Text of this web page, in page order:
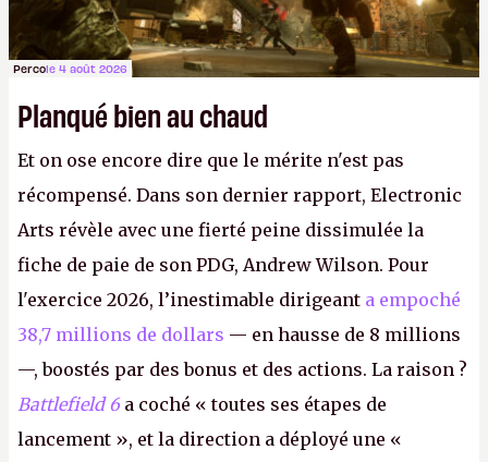
Percole 4 août 2026
Planqué bien au chaud
Et on ose encore dire que le mérite n'est pas
récompensé. Dans son dernier rapport, Electronic
Arts révèle avec une fierté peine dissimulée la
fiche de paie de son PDG, Andrew Wilson. Pour
l'exercice 2026, l’inestimable dirigeant a empoché
38,7 millions de dollars — en hausse de 8 millions
—, boostés par des bonus et des actions. La raison ?
Battlefield 6 a coché « toutes ses étapes de
lancement », et la direction a déployé une «